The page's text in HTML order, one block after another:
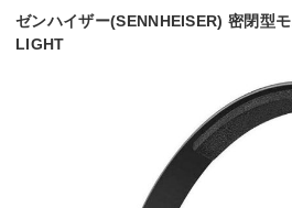
ゼンハイザー(SENNHEISER) 密閉型
LIGHT